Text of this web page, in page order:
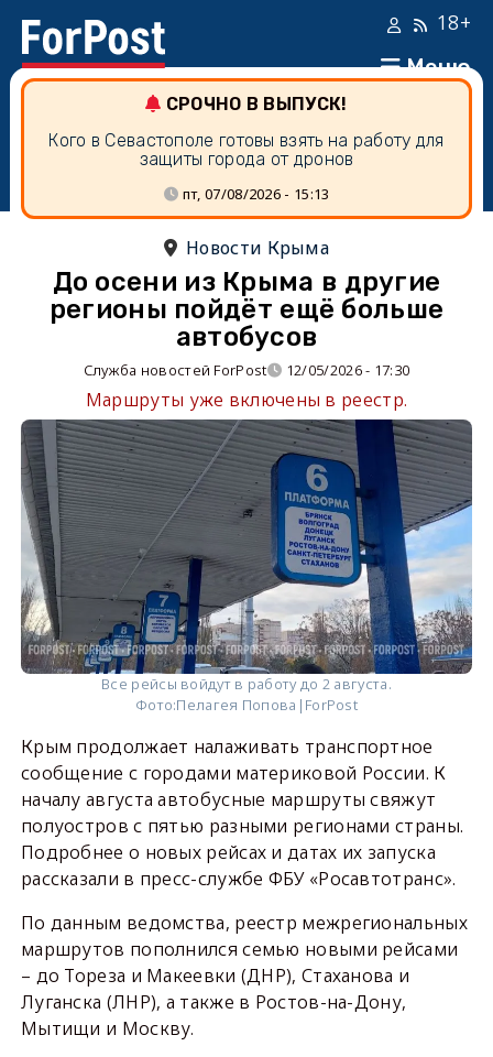
Меню
18+
СРОЧНО В ВЫПУСК!
Кого в Севастополе готовы взять на работу для
защиты города от дронов
пт, 07/08/2026 - 15:13
Новости Крыма
До осени из Крыма в другие
регионы пойдёт ещё больше
автобусов
Служба новостей ForPost 12/05/2026 - 17:30
Маршруты уже включены в реестр.
Все рейсы войдут в работу до 2 августа.
Фото:Пелагея Попова|ForPost
Крым продолжает налаживать транспортное
сообщение с городами материковой России. К
началу августа автобусные маршруты свяжут
полуостров с пятью разными регионами страны.
Подробнее о новых рейсах и датах их запуска
рассказали в пресс-службе ФБУ «Росавтотранс».
По данным ведомства, реестр межрегиональных
маршрутов пополнился семью новыми рейсами
– до Тореза и Макеевки (ДНР), Стаханова и
Луганска (ЛНР), а также в Ростов-на-Дону,
Мытищи и Москву.